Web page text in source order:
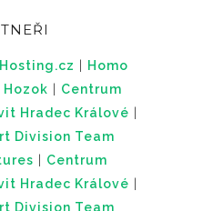
Homo
Hozok
Centrum
Hradec Králové
Division Team
Centrum
Hradec Králové
Division Team